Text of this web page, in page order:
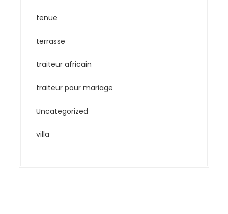
tenue
terrasse
traiteur africain
traiteur pour mariage
Uncategorized
villa